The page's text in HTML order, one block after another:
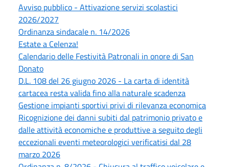
Avviso pubblico - Attivazione servizi scolastici
2026/2027
Ordinanza sindacale n. 14/2026
Estate a Celenza!
Calendario delle Festività Patronali in onore di San
Donato
D.L. 108 del 26 giugno 2026 - La carta di identità
cartacea resta valida fino alla naturale scadenza
Gestione impianti sportivi privi di rilevanza economica
Ricognizione dei danni subiti dal patrimonio privato e
dalle attività economiche e produttive a seguito degli
eccezionali eventi meteorologici verificatisi dal 28
marzo 2026